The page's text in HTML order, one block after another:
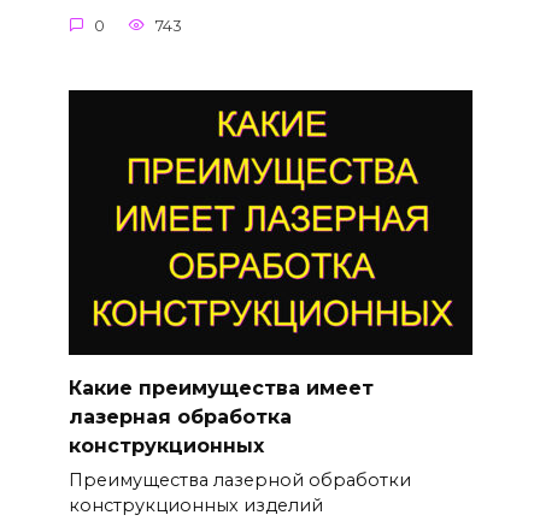
0 743
Какие преимущества имеет
лазерная обработка
конструкционных
Преимущества лазерной обработки
конструкционных изделий